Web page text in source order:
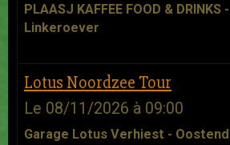
PLAASJ KAFFEE FOOD &
Linkeroever
Lotus Noordzee Tour
Le 08/11/2026 à 09:00
Garage Lotus Verhiest -